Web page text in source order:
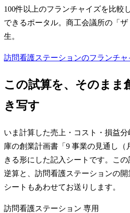
100件以上のフランチャイズを比較
できるポータル。商工会議所の「
生。
訪問看護ステーションのフランチ
この試算を、そのまま
き写す
いま計算した売上・コスト・損益
庫の創業計画書「9 事業の見通し（
きる形にした記入シートです。こ
逆算と、訪問看護ステーションの
シートもあわせてお送りします。
訪問看護ステーション 専用